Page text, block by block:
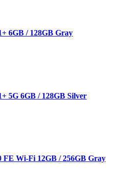
6GB / 128GB Gray
5G 6GB / 128GB Silver
FE Wi-Fi 12GB / 256GB Gray